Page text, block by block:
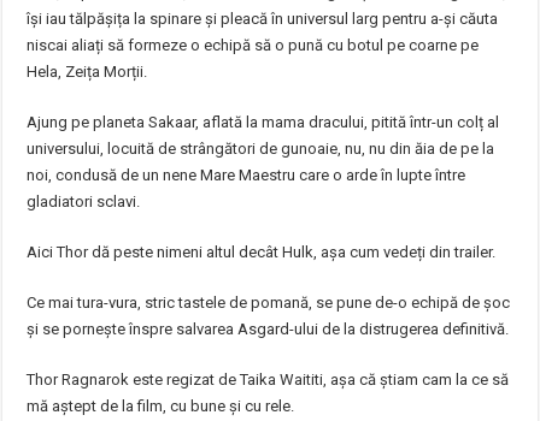
își iau tălpășița la spinare și pleacă în universul larg pentru a-și căuta
niscai aliați să formeze o echipă să o pună cu botul pe coarne pe
Hela, Zeița Morții.
Ajung pe planeta Sakaar, aflată la mama dracului, pitită într-un colț al
universului, locuită de strângători de gunoaie, nu, nu din ăia de pe la
noi, condusă de un nene Mare Maestru care o arde în lupte între
gladiatori sclavi.
Aici Thor dă peste nimeni altul decât Hulk, așa cum vedeți din trailer.
Ce mai tura-vura, stric tastele de pomană, se pune de-o echipă de șoc
și se pornește înspre salvarea Asgard-ului de la distrugerea definitivă.
Thor Ragnarok este regizat de Taika Waititi, așa că știam cam la ce să
mă aștept de la film, cu bune și cu rele.